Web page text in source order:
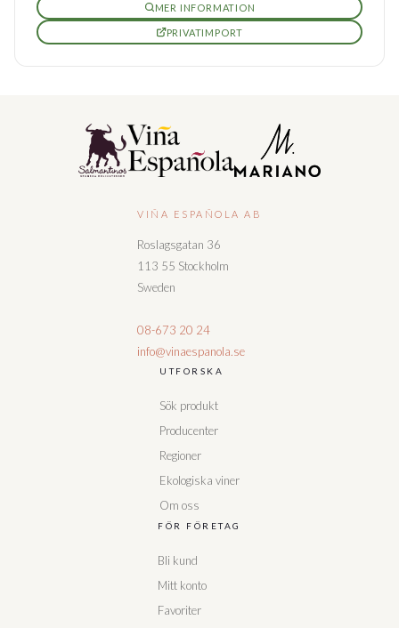
MER INFORMATION
PRIVATIMPORT
VIÑA ESPAÑOLA AB
Roslagsgatan 36
113 55 Stockholm
Sweden
08-673 20 24
info@vinaespanola.se
UTFORSKA
Sök produkt
Producenter
Regioner
Ekologiska viner
Om oss
FÖR FÖRETAG
Bli kund
Mitt konto
Favoriter